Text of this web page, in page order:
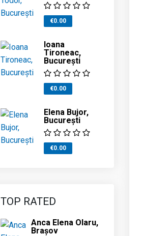
€0.00
Ioana
Tironeac,
București
€0.00
Elena Bujor,
Bucureşti
€0.00
TOP RATED
Anca Elena Olaru,
Brașov